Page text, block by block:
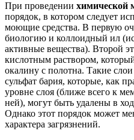
При проведении химической
порядок, в котором следует
моющие средства. В первую
биологию и коллоидный ил
активные вещества). Второй
кислотным раствором,
окалину с полотна. Такие
сульфат бария, которые, как
уровне слоя (ближе всего к
ней), могут быть удалены в
Однако этот порядок может
характера загрязнений.